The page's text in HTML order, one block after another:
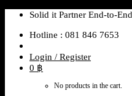
Skip
content
Solid it Partner End-to-
Hotline : 081 846 7653
Login / Register
0 ฿
No products in the cart.